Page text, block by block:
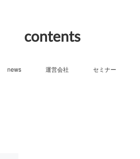
contents
news 運営会社 セミナー